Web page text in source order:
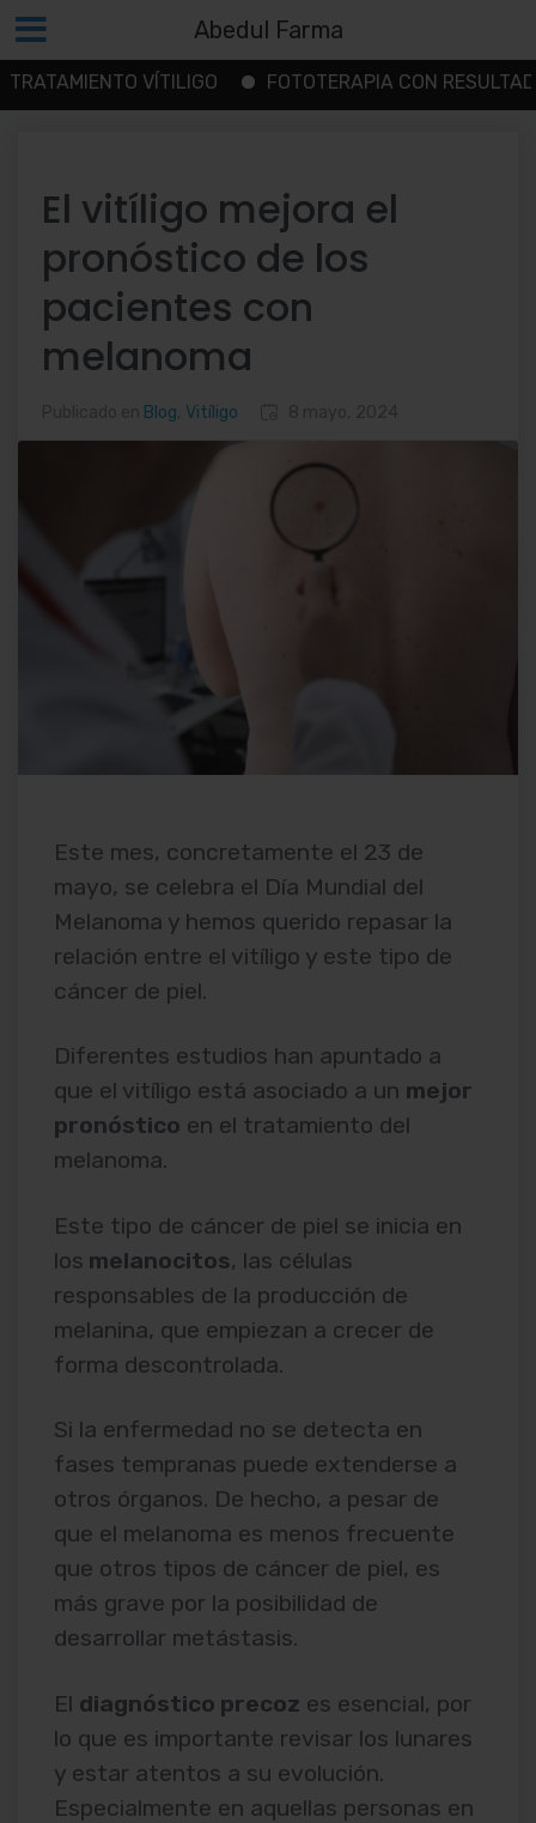
VÍTILIGO
FOTOTERAPIA CON RESULTADOS
El vitíligo mejora el
pronóstico de los
pacientes con
melanoma
Blog Vitíligo
Este mes, concretamente el 23 de
mayo, se celebra el Día Mundial del
Melanoma y hemos querido repasar la
relación entre el vitíligo y este tipo de
cáncer de piel.
Diferentes estudios han apuntado a
que el vitíligo está asociado a un mejor
pronóstico en el tratamiento del
melanoma.
Este tipo de cáncer de piel se inicia en
los melanocitos, las células
responsables de la producción de
melanina, que empiezan a crecer de
forma descontrolada.
Si la enfermedad no se detecta en
fases tempranas puede extenderse a
otros órganos. De hecho, a pesar de
que el melanoma es menos frecuente
que otros tipos de cáncer de piel, es
más grave por la posibilidad de
desarrollar metástasis.
El diagnóstico precoz es esencial, por
lo que es importante revisar los lunares
y estar atentos a su evolución.
Especialmente en aquellas personas en
Abedul Farma